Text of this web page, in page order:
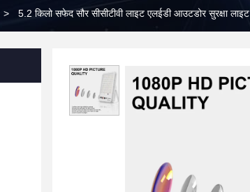
> 5.2 किलो सफेद सौर सीसीटीवी लाइट एलईडी आउटडोर सुरक्षा लाइट